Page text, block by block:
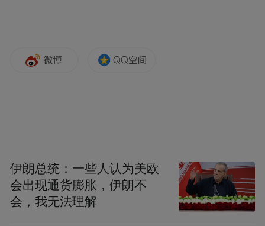
伊朗总统：一些人认为美欧
会出现通货膨胀，伊朗不
会，我无法理解